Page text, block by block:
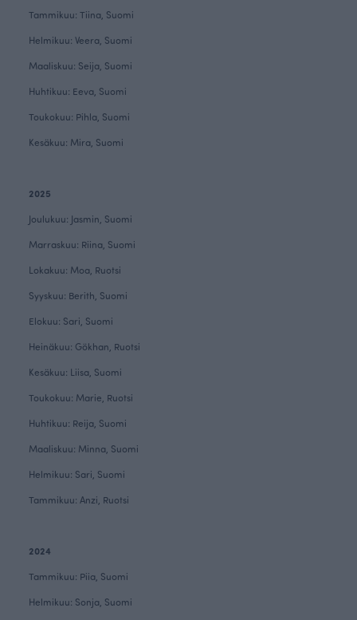
Tammikuu: Tiina, Suomi
Helmikuu: Veera, Suomi
Maaliskuu: Seija, Suomi
Huhtikuu: Eeva, Suomi
Toukokuu: Pihla, Suomi
Kesäkuu: Mira, Suomi
2025
Joulukuu: Jasmin, Suomi
Marraskuu: Riina, Suomi
Lokakuu: Moa, Ruotsi
Syyskuu: Berith, Suomi
Elokuu: Sari, Suomi
Heinäkuu: Gökhan, Ruotsi
Kesäkuu: Liisa, Suomi
Toukokuu: Marie, Ruotsi
Huhtikuu: Reija, Suomi
Maaliskuu: Minna, Suomi
Helmikuu: Sari, Suomi
Tammikuu: Anzi, Ruotsi
2024
Tammikuu: Piia, Suomi
Helmikuu: Sonja, Suomi